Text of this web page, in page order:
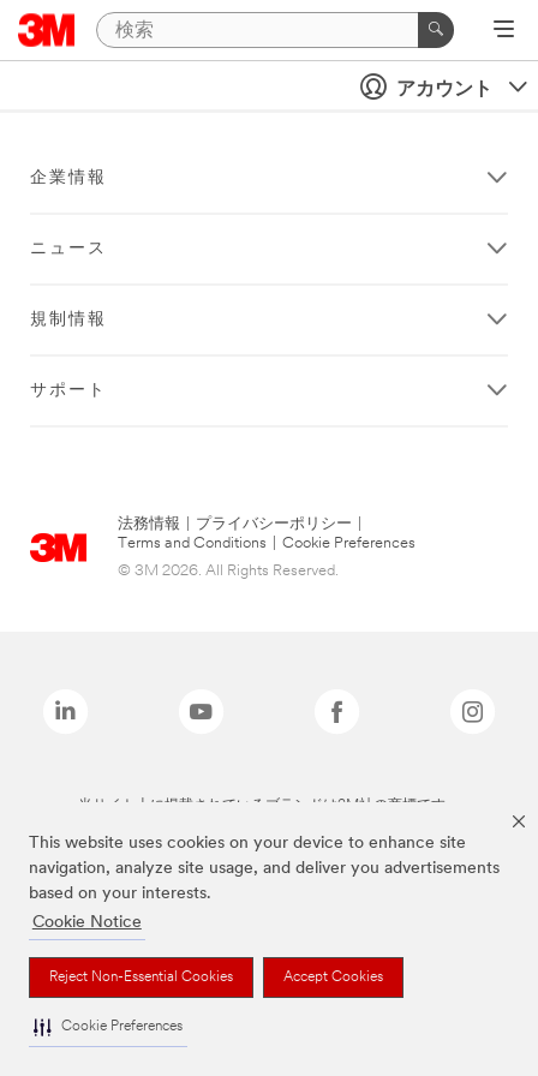
This website uses cookies on your device to enhance site
navigation, analyze site usage, and deliver you advertisements
based on your interests.
Cookie Notice
Reject Non-Essential Cookies Accept Cookies
Cookie Preferences
アカウント
企業情報
ニュース
規制情報
サポート
法務情報 プライバシーポリシー
Terms and Conditions
Cookie Preferences
© 3M 2026. All Rights Reserved.
当サイト上に掲載されているブランドは3M社の商標です。